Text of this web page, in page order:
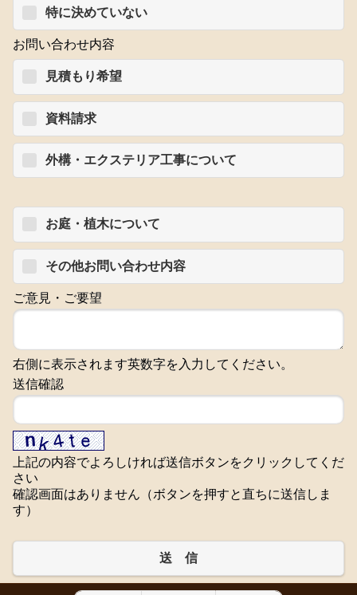
特に決めていない
お問い合わせ内容
見積もり希望
資料請求
外構・エクステリア工事について
お庭・植木について
その他お問い合わせ内容
ご意見・ご要望
右側に表示されます英数字を入力してください。
送信確認
上記の内容でよろしければ送信ボタンをクリックしてくだ
さい
確認画面はありません（ボタンを押すと直ちに送信しま
す）
送 信